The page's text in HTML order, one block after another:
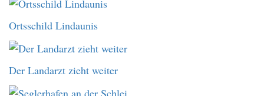
Ortsschild Lindaunis
Der Landarzt zieht weiter